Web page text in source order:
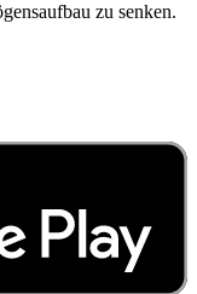
zu senken.